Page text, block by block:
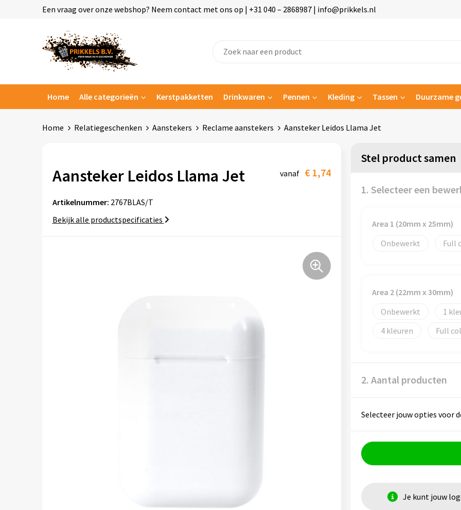
Een vraag over onze webshop? Neem contact met ons op | +31 040 – 2868987 | info@prikkels.nl
Home Alle categorieën Kerstpakketten Drinkwaren Pennen Kleding Tassen Duurzame
Home Relatiegeschenken Aanstekers Reclame aanstekers Aansteker Leidos Llama Jet
Aansteker Leidos Llama Jet vanaf € 1,74
Artikelnummer: 2767BLAS/T
Bekijk alle productspecificaties
Stel product samen
1. Selecteer een
Area 1 (20mm x 25mm)
Onbewerkt
Full
Area 2 (22mm x 30mm)
Onbewerkt
1
4
Full
2. Aantal producten
Selecteer jouw opties voor
Je kunt jouw